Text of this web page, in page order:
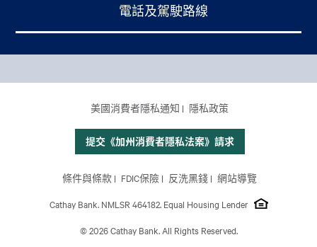
電話及駕駛路線
個人銀行
美國消費者隱私通知 隱私政策
提交《加州消費者隱私法案》請求
Footer Site Map
條件與條款 FDIC保險 反洗黑錢 網站導覽
Cathay Bank. NMLSR 464182. Equal Housing Lender
© 2026 Cathay Bank. All Rights Reserved.